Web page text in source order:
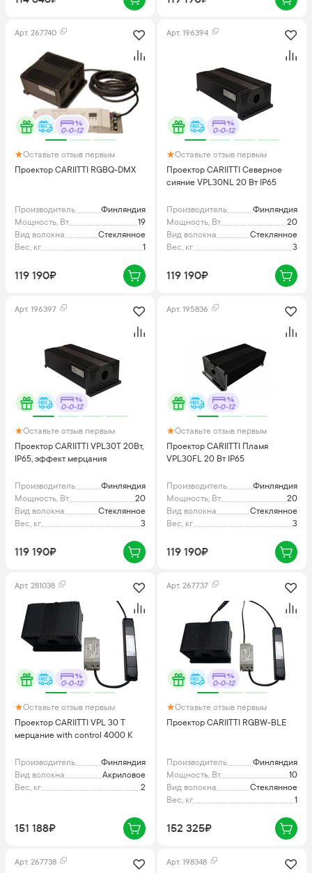
Арт. 267740
0-0-12
Оставьте отзыв первым
Проектор CARIITTI RGBQ-DMX
Производитель
Финляндия
Мощность, Вт
19
Вид волокна
Стеклянное
Вес, кг
1
119 190₽
Арт. 196394
0-0-12
Оставьте отзыв первым
Проектор CARIITTI Северное
сияние VPL30NL 20 Вт IP65
Производитель
Финляндия
Мощность, Вт
20
Вид волокна
Стеклянное
Вес, кг
3
119 190₽
Арт. 196397
0-0-12
Оставьте отзыв первым
Проектор CARIITTI VPL30Т 20Вт,
IP65, эффект мерцания
Производитель
Финляндия
Мощность, Вт
20
Вид волокна
Стеклянное
Вес, кг
3
119 190₽
Арт. 195836
0-0-12
Оставьте отзыв первым
Проектор CARIITTI Пламя
VPL30FL 20 Вт IP65
Производитель
Финляндия
Мощность, Вт
20
Вид волокна
Стеклянное
Вес, кг
3
119 190₽
Арт. 281038
0-0-12
Оставьте отзыв первым
Проектор CARIITTI VPL 30 T
мерцание with control 4000 K
Производитель
Финляндия
Вид волокна
Акриловое
Вес, кг
2
151 188₽
Арт. 267737
0-0-12
Оставьте отзыв первым
Проектор CARIITTI RGBW-BLE
Производитель
Финляндия
Мощность, Вт
10
Вид волокна
Стеклянное
Вес, кг
1
152 325₽
Арт. 267738 Арт. 198348